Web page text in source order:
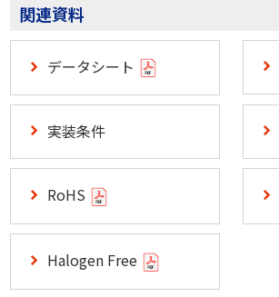
関連資料
データシート
実装条件
RoHS
Halogen Free